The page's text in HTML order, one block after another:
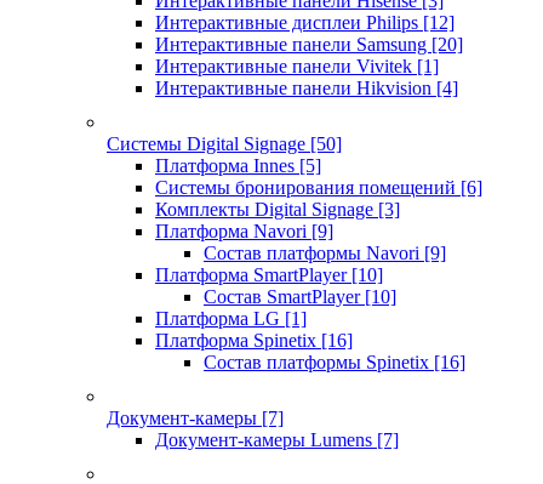
Интерактивные дисплеи Philips [12]
Интерактивные панели Samsung [20]
Интерактивные панели Vivitek [1]
Интерактивные панели Hikvision [4]
Системы Digital Signage [50]
Платформа Innes [5]
Системы бронирования помещений [6]
Комплекты Digital Signage [3]
Платформа Navori [9]
Состав платформы Navori [9]
Платформа SmartPlayer [10]
Состав SmartPlayer [10]
Платформа LG [1]
Платформа Spinetix [16]
Состав платформы Spinetix [16]
Документ-камеры [7]
Документ-камеры Lumens [7]